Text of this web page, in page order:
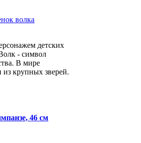
детских
- символ
В мире
крупных зверей.
46 см